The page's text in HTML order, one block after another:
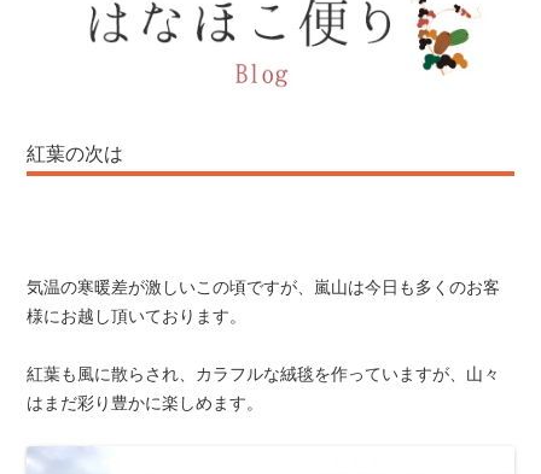
紅葉の次は
気温の寒暖差が激しいこの頃ですが、嵐山は今日も多くのお客
様にお越し頂いております。
紅葉も風に散らされ、カラフルな絨毯を作っていますが、山々
はまだ彩り豊かに楽しめます。